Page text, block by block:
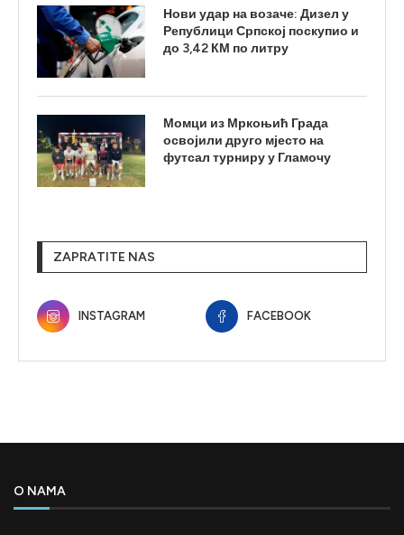
Нови удар на возаче: Дизел у
Републици Српској поскупио и
до 3,42 КМ по литру
Момци из Мркоњић Града
освојили друго мјесто на
футсал турниру у Гламочу
ZAPRATITE NAS
INSTAGRAM FACEBOOK
O NAMA